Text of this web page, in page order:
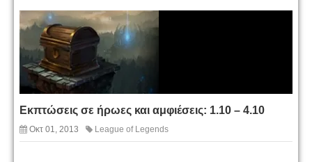
Εκπτώσεις σε ήρωες και αμφιέσεις: 1.10 – 4.10
Οκτ 01, 2013 League of Legends